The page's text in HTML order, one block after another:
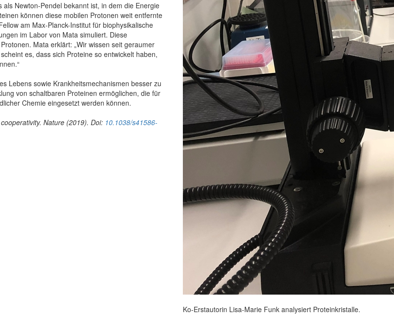
Newton-Pendel bekannt ist, in dem die Energie
können diese mobilen Protonen weit entfernte
am Max-Planck-Institut für biophysikalische
im Labor von Mata simuliert. Diese
Mata erklärt: „Wir wissen seit geraumer
es, dass sich Proteine so entwickelt haben,
Lebens sowie Krankheitsmechanismen besser zu
von schaltbaren Proteinen ermöglichen, die für
Chemie eingesetzt werden können.
. Nature (2019). Doi: 10.1038/s41586-
Ko-Erstautorin Lisa-Marie Funk analysiert Proteinkristalle.